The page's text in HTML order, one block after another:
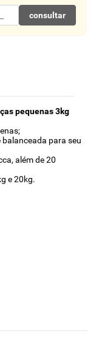
consultar
pequenas 3kg
para seu
além de 20
e 20kg.